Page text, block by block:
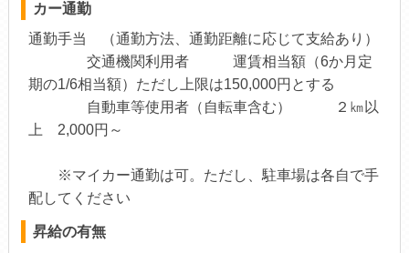
カー通勤
通勤手当 （通勤方法、通勤距離に応じて支給あり）
交通機関利用者 運賃相当額（6か月定
期の1/6相当額）ただし上限は150,000円とする
自動車等使用者（自転車含む） ２㎞以
上 2,000円～
※マイカー通勤は可。ただし、駐車場は各自で手
配してください
昇給の有無